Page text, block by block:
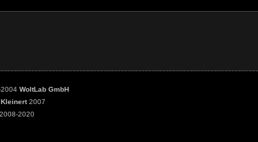
WoltLab GmbH
2007
2020